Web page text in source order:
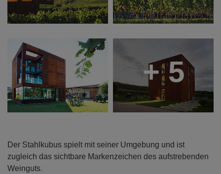
+ 5
Der Stahlkubus spielt mit seiner Umgebung und ist
zugleich das sichtbare Markenzeichen des aufstrebenden
Weinguts.